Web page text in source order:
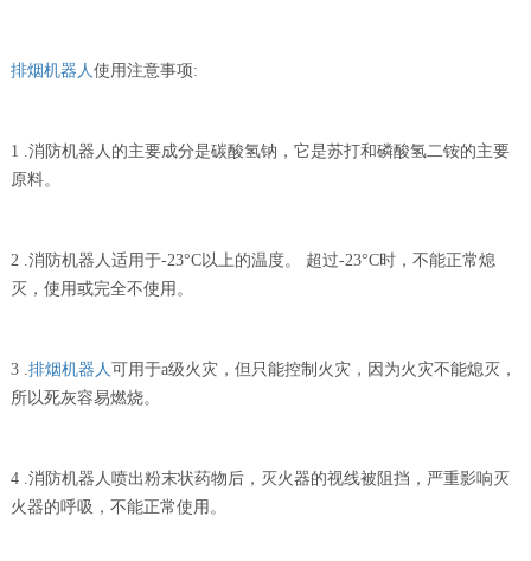
排烟机器人使用注意事项:
1 .消防机器人的主要成分是碳酸氢钠，它是苏打和磷酸氢二铵的主要
原料。
2 .消防机器人适用于-23°C以上的温度。 超过-23°C时，不能正常熄
灭，使用或完全不使用。
3 .排烟机器人可用于a级火灾，但只能控制火灾，因为火灾不能熄灭，
所以死灰容易燃烧。
4 .消防机器人喷出粉末状药物后，灭火器的视线被阻挡，严重影响灭
火器的呼吸，不能正常使用。